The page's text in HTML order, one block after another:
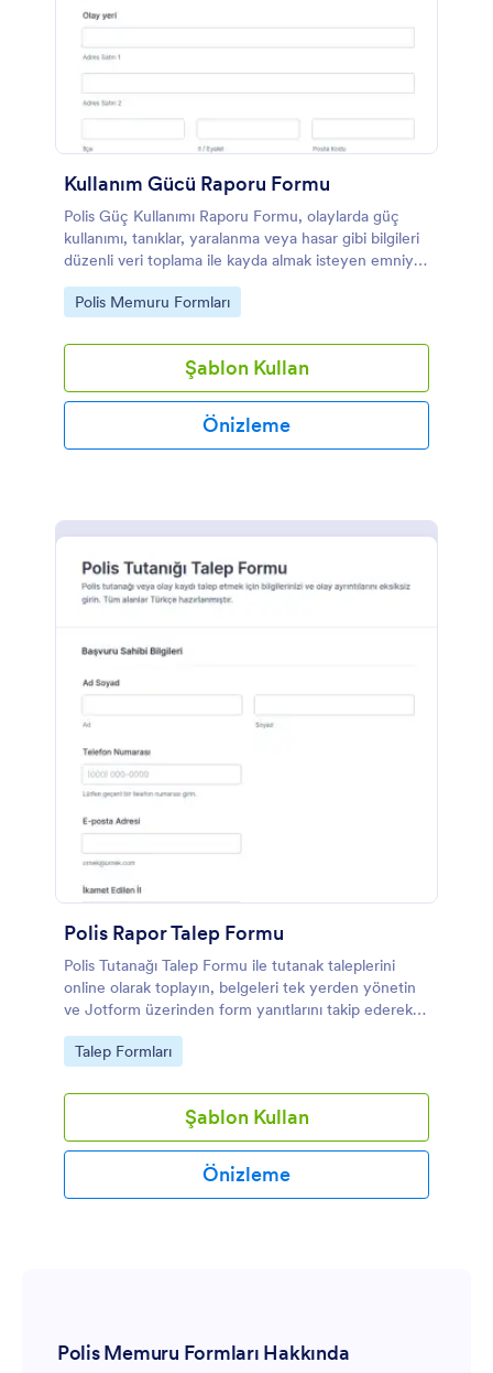
Kullanım Gücü Raporu Formu
Polis Güç Kullanımı Raporu Formu, olaylarda güç
kullanımı, tanıklar, yaralanma veya hasar gibi bilgileri
düzenli veri toplama ile kayda almak isteyen emniyet
birimleri ve yöneticiler için hazırlanmıştır.
Go to Category:
Polis Memuru Formları
Şablon Kullan
Önizleme
Polis Rapor Talep Formu
Polis Tutanağı Talep Formu ile tutanak taleplerini
online olarak toplayın, belgeleri tek yerden yönetin
ve Jotform üzerinden form yanıtlarını takip ederek
kurum içi talep sürecini hızlandırın.
Go to Category:
Talep Formları
Şablon Kullan
Önizleme
Polis Memuru Formları Hakkında